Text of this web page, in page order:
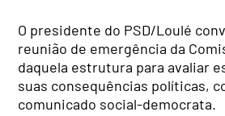
O presidente do PSD/Loulé
reunião de emergência da
daquela estrutura para avaliar
suas consequências políticas,
comunicado social-democrata.